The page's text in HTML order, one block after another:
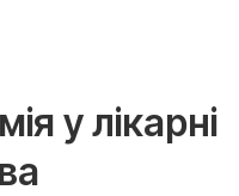
у лікарні